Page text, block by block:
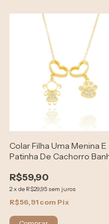
Colar Filha Uma Menina E
Patinha De Cachorro
R$59,90
2x de R$29,95 sem juros
R$56,91 com Pix